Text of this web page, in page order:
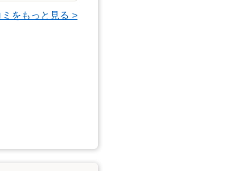
をもっと見る >